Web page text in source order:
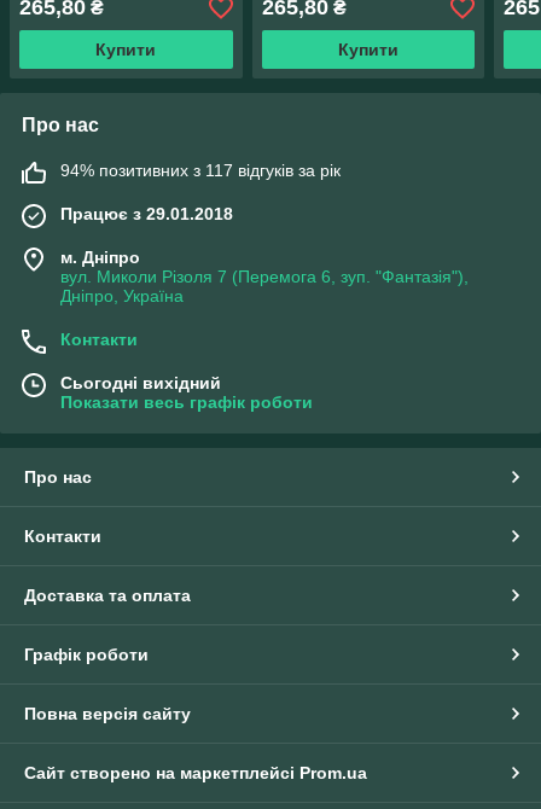
265,80 ₴
Купити
265,80₴
Купити
Про нас
94% позитивних з 117 відгуків за рік
Працює з 29.01.2018
м. Дніпро
вул. Миколи Різоля 7 (Перемога 6, зуп. "Фантазія"),
Дніпро, Україна
Контакти
Сьогодні вихідний
Показати весь графік роботи
Про нас
Контакти
Доставка та оплата
Графік роботи
Повна версія сайту
Сайт створено на маркетплейсі Prom.ua